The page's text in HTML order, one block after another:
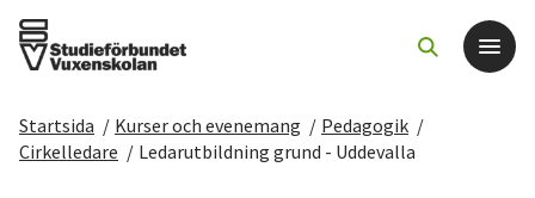
Det här gör vi
Startsida / Kurser och evenemang / Pedagogik /
Cirkelledare / Ledarutbildning grund - Uddevalla